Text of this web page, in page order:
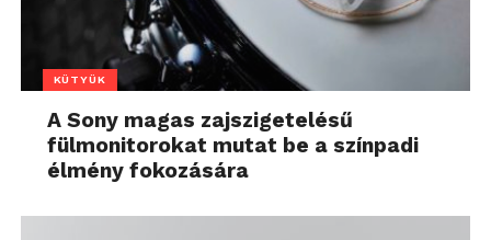
KÜTYÜK
A Sony magas zajszigetelésű
fülmonitorokat mutat be a színpadi
élmény fokozására